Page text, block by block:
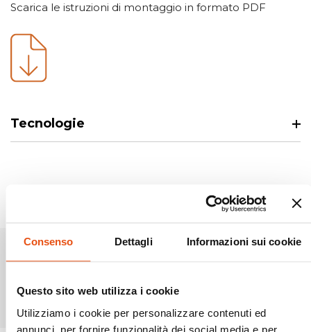
Consenso Dettagli Informazioni sui cookie
Questo sito web utilizza i cookie
Utilizziamo i cookie per personalizzare contenuti ed
annunci, per fornire funzionalità dei social media e per
Scarica le istruzioni di montaggio in formato PDF
Tecnologie
Prodotti simili